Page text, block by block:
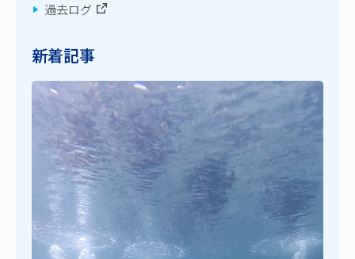
過去ログ
新着記事